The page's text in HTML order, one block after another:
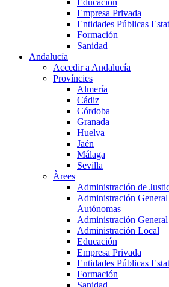
Educación
Empresa Privada
Entidades Públicas
Formación
Sanidad
Andalucía
Accedir a Andalucía
Províncies
Almería
Cádiz
Córdoba
Granada
Huelva
Jaén
Málaga
Sevilla
Àrees
Administración de
Administración
Autónomas
Administración
Administración Local
Educación
Empresa Privada
Entidades Públicas
Formación